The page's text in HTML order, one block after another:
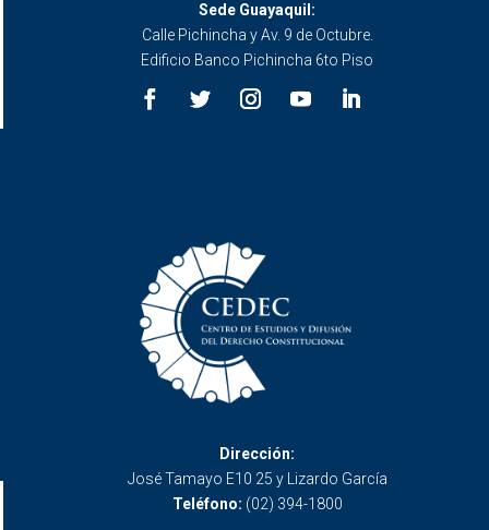
Sede Guayaquil:
Calle Pichincha y Av. 9 de Octubre.
Edificio Banco Pichincha 6to Piso
Dirección:
José Tamayo E10 25 y Lizardo García
Teléfono: (02) 394-1800